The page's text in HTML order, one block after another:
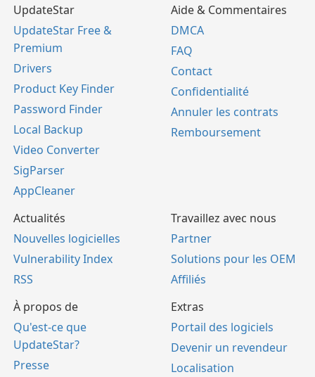
UpdateStar
UpdateStar Free &
Premium
Drivers
Product Key Finder
Password Finder
Local Backup
Video Converter
SigParser
AppCleaner
Aide & Commentaires
DMCA
FAQ
Contact
Confidentialité
Annuler les contrats
Remboursement
Actualités
Nouvelles logicielles
Vulnerability Index
RSS
Travaillez avec nous
Partner
Solutions pour les OEM
Affiliés
À propos de
Qu'est-ce que
UpdateStar?
Presse
Extras
Portail des logiciels
Devenir un revendeur
Localisation